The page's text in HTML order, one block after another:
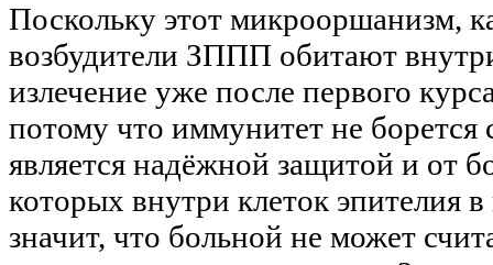
Поскольку этот микрооршанизм,
возбудители ЗППП обитают
излечение уже после первого
потому что иммунитет не борется
является надёжной защитой и от
которых внутри клеток эпителия
значит, что больной не может